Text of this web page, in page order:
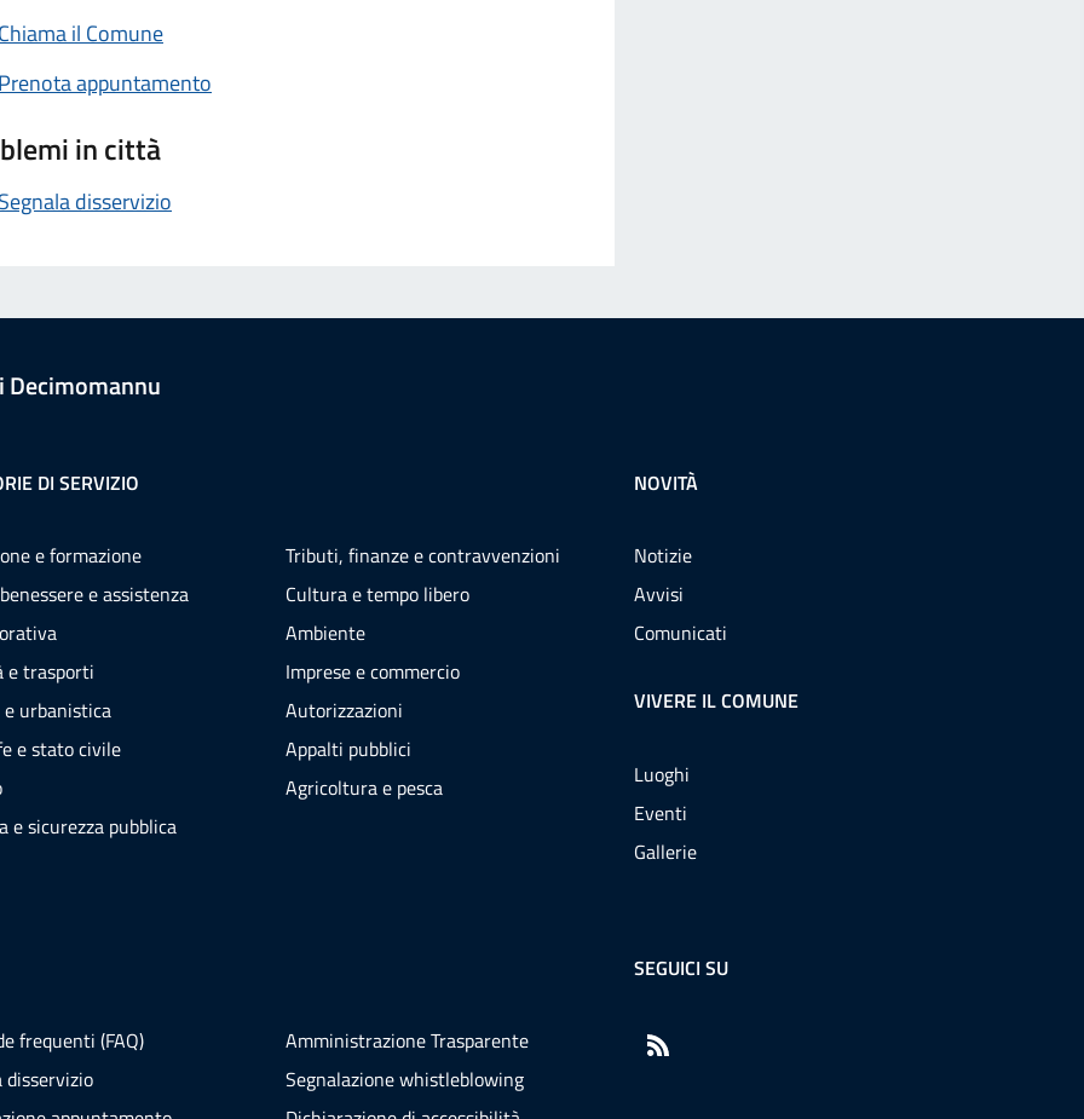
il Comune
appuntamento
in città
disservizio
Decimomannu
DI SERVIZIO
e formazione
e assistenza
e trasporti
urbanistica
e stato civile
e sicurezza pubblica
Tributi, finanze e contravvenzioni
Cultura e tempo libero
Ambiente
Imprese e commercio
Autorizzazioni
Appalti pubblici
Agricoltura e pesca
NOVITÀ
Notizie
Avvisi
Comunicati
VIVERE IL COMUNE
Luoghi
Eventi
Gallerie
frequenti (FAQ)
disservizio
Amministrazione Trasparente
Segnalazione whistleblowing
SEGUICI SU